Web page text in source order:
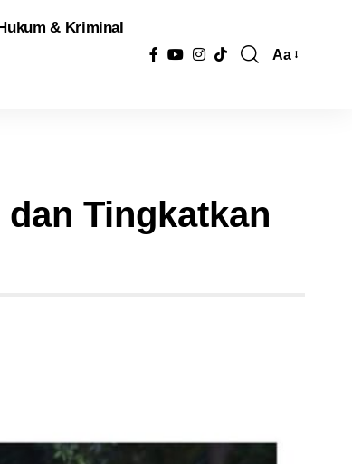
& Kriminal
Aa
Tingkatkan